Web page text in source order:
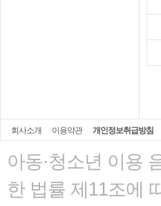
회사소개 이용약관 개인정보취급방침
아동·청소년 이용
한 법률 제11조에